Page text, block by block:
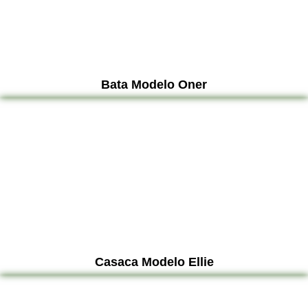
Bata Modelo Oner
Casaca Modelo Ellie